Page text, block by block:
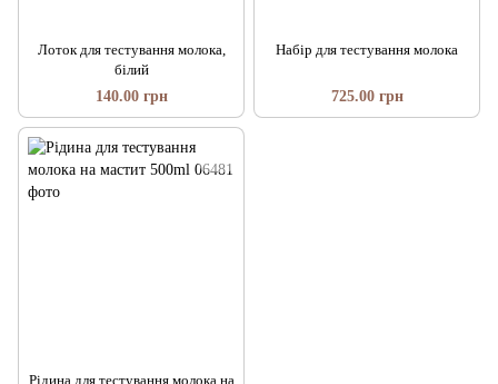
Лоток для тестування молока,
білий
140.00 грн
Набір для тестування молока
725.00 грн
Рідина для тестування молока на